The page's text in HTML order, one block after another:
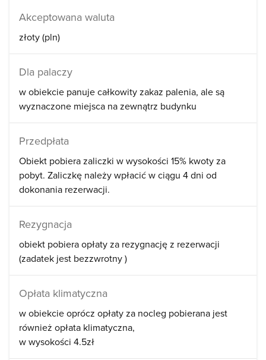
Akceptowana waluta
złoty (pln)
Dla palaczy
w obiekcie panuje całkowity zakaz palenia, ale są
wyznaczone miejsca na zewnątrz budynku
Przedpłata
Obiekt pobiera zaliczki w wysokości 15% kwoty za
pobyt. Zaliczkę należy wpłacić w ciągu 4 dni od
dokonania rezerwacji.
Rezygnacja
obiekt pobiera opłaty za rezygnację z rezerwacji
(zadatek jest bezzwrotny )
Opłata klimatyczna
w obiekcie oprócz opłaty za nocleg pobierana jest
również opłata klimatyczna
w wysokości 4.5zł